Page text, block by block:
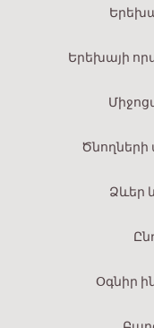
Երեխայի
Ծնողների
Ձևեր
Օգնիր